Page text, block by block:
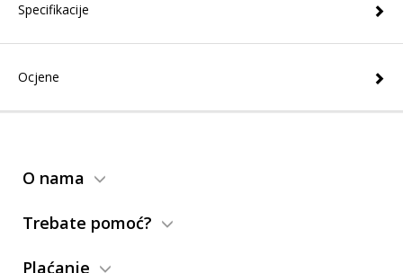
Specifikacije
Ocjene
O nama
Trebate pomoć?
Plaćanje